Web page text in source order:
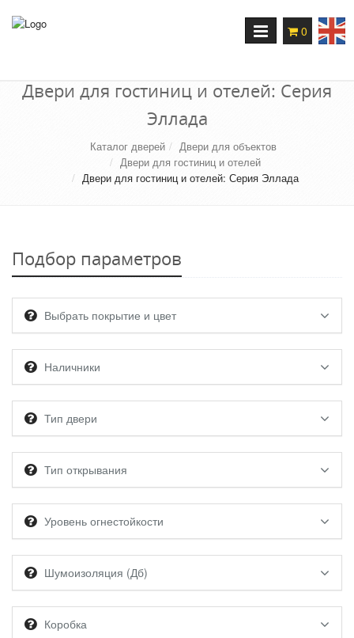
0
Переключение
навигации
Двери для гостиниц и отелей: Серия
Эллада
Каталог дверей
Двери для объектов
Двери для гостиниц и отелей
Двери для гостиниц и отелей: Серия Эллада
Подбор параметров
Выбрать покрытие и цвет
Наличники
Тип двери
Тип открывания
Уровень огнестойкости
Шумоизоляция (Дб)
Коробка